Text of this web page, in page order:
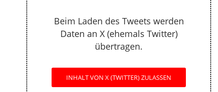
Beim Laden des Tweets werden
Daten an X (ehemals Twitter)
übertragen.
INHALT VON X (TWITTER) ZULASSEN